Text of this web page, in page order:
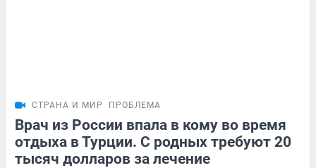
СТРАНА И МИР ПРОБЛЕМА
Врач из России впала в кому во время
отдыха в Турции. С родных требуют 20
тысяч долларов за лечение